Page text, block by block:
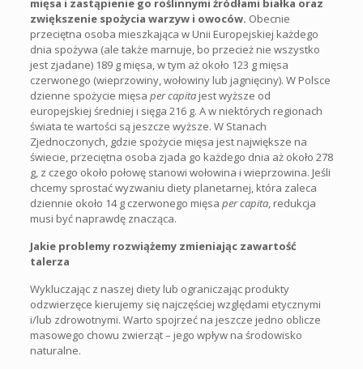
mięsa i zastąpienie go roślinnymi źródłami białka oraz
zwiększenie spożycia warzyw i owoców. Obecnie
przeciętna osoba mieszkająca w Unii Europejskiej każdego
dnia spożywa (ale także marnuje, bo przecież nie wszystko
jest zjadane) 189 g mięsa, w tym aż około 123 g mięsa
czerwonego (wieprzowiny, wołowiny lub jagnięciny). W Polsce
dzienne spożycie mięsa per capitajest wyższe od
europejskiej średniej i sięga 216 g. A w niektórych regionach
świata te wartości są jeszcze wyższe. W Stanach
Zjednoczonych, gdzie spożycie mięsa jest największe na
świecie, przeciętna osoba zjada go każdego dnia aż około 278
g, z czego około połowę stanowi wołowina i wieprzowina. Jeśli
chcemy sprostać wyzwaniu diety planetarnej, która zaleca
dziennie około 14 g czerwonego mięsa per capita, redukcja
musi być naprawdę znacząca.
Jakie problemy rozwiążemy zmieniając zawartość
talerza
Wykluczając z naszej diety lub ograniczając produkty
odzwierzęce kierujemy się najczęściej względami etycznymi
i/lub zdrowotnymi. Warto spojrzeć na jeszcze jedno oblicze
masowego chowu zwierząt – jego wpływ na środowisko
naturalne.